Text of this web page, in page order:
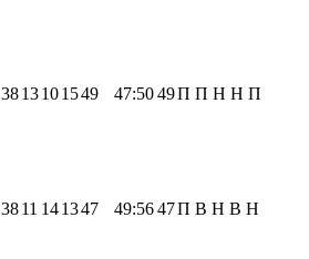
3813101549 47:5049П П Н Н П
3811 141347 49:5647П В Н В Н